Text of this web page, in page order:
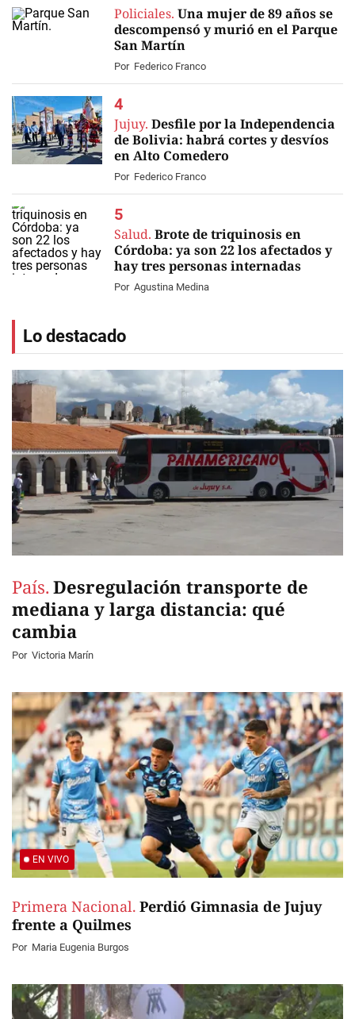
Policiales. Una mujer de 89 años se
descompensó y murió en el Parque
San Martín
Por Federico Franco
Jujuy. Desfile por la Independencia
de Bolivia: habrá cortes y desvíos
en Alto Comedero
Por Federico Franco
Salud. Brote de triquinosis en
Córdoba: ya son 22 los afectados y
hay tres personas internadas
Por Agustina Medina
Lo destacado
País. Desregulación transporte de
mediana y larga distancia: qué
cambia
Por Victoria Marín
EN VIVO
Primera Nacional. Perdió Gimnasia de Jujuy
frente a Quilmes
Por Maria Eugenia Burgos